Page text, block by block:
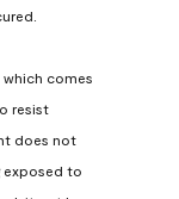
which comes
resist
does not
exposed to